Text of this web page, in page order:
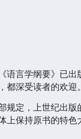
语言学纲要》已
深受读者的欢迎。
规定，上世纪出
上保持原书的特